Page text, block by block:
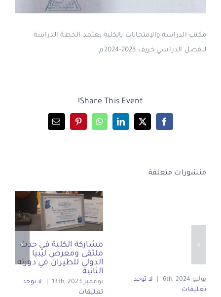
مكتب الدراسة والإمتحانات بالكلية يعتمد الخطة الدراسة
للفصل الدراسي خريف 2023-2024م.
Share This Event!
Facebook
X
LinkedIn
WhatsApp
Pinterest
Email
منشورات متعلقة
يوليو 6th, 2024
لا توجد
تعليقات
مشاركة الكلية في حدث
ملتقى ومعرض ليبيا
الدولي للطيران في دورته
الثانية
نوفمبر 13th, 2023
لا توجد
تعليقات